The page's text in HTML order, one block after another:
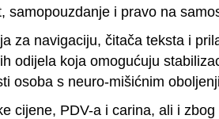
i pravo na
za navigaciju, čitača teksta i
odijela koja omogućuju
osoba s neuro-mišićnim
cijene, PDV-a i carina, ali i